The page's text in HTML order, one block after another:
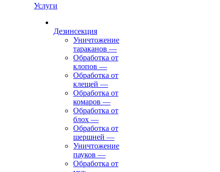
Услуги
Дезинсекция
Уничтожение
тараканов —
Обработка от
клопов —
Обработка от
клещей —
Обработка от
комаров —
Обработка от
блох —
Обработка от
шершней —
Уничтожение
пауков —
Обработка от